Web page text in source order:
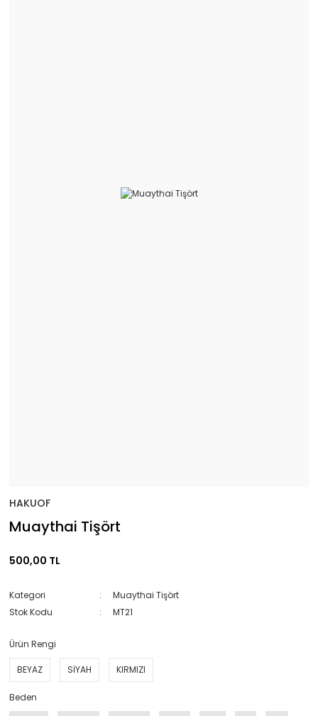
HAKUOF
Muaythai Tişört
500,00 TL
Kategori
Muaythai Tişört
Stok Kodu
MT21
Ürün Rengi
BEYAZ SİYAH KIRMIZI
Beden